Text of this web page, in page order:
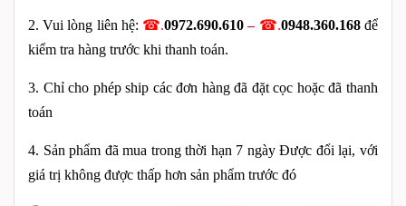
2. Vui lòng liên hệ: ☎.0972.690.610– ☎.0948.360.168để
kiểm tra hàng trước khi thanh toán.
3. Chỉ cho phép ship các đơn hàng đã đặt cọc hoặc đã thanh
toán
4. Sản phẩm đã mua trong thời hạn 7 ngày Được đổi lại, với
giá trị không được thấp hơn sản phẩm trước đó